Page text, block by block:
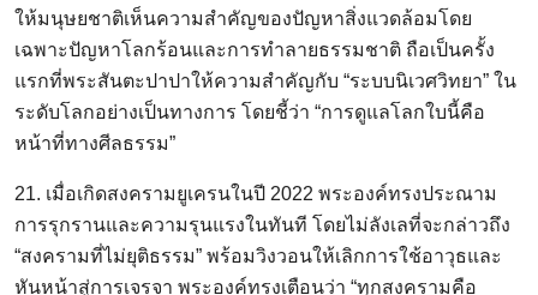
ให้มนุษยชาติเห็นความสำคัญของปัญหาสิ่งแวดล้อมโดย
เฉพาะปัญหาโลกร้อนและการทำลายธรรมชาติ ถือเป็นครั้ง
แรกที่พระสันตะปาปาให้ความสำคัญกับ “ระบบนิเวศวิทยา” ใน
ระดับโลกอย่างเป็นทางการ โดยชี้ว่า “การดูแลโลกใบนี้คือ
หน้าที่ทางศีลธรรม”
21. เมื่อเกิดสงครามยูเครนในปี 2022 พระองค์ทรงประณาม
การรุกรานและความรุนแรงในทันที โดยไม่ลังเลที่จะกล่าวถึง
“สงครามที่ไม่ยุติธรรม” พร้อมวิงวอนให้เลิกการใช้อาวุธและ
หันหน้าสู่การเจรจา พระองค์ทรงเตือนว่า “ทุกสงครามคือ